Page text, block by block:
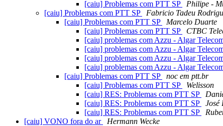
[caiu] Problemas com PTT SP
Philipe -
[caiu] Problemas com PTT SP
Fabricio Tadeu
[caiu] Problemas com PTT SP
Marcelo Duarte
[caiu] Problemas com PTT SP
CTBC
[caiu] problemas com Azzu - Algar
[caiu] problemas com Azzu - Algar
[caiu] problemas com Azzu - Algar
[caiu] problemas com Azzu - Algar
[caiu] Problemas com PTT SP
noc em ptt.br
[caiu] Problemas com PTT SP
Welisson
[caiu] RES: Problemas com PTT SP
[caiu] RES: Problemas com PTT SP
José
[caiu] RES: Problemas com PTT SP
[caiu] VONO fora do ar
Hermann Wecke